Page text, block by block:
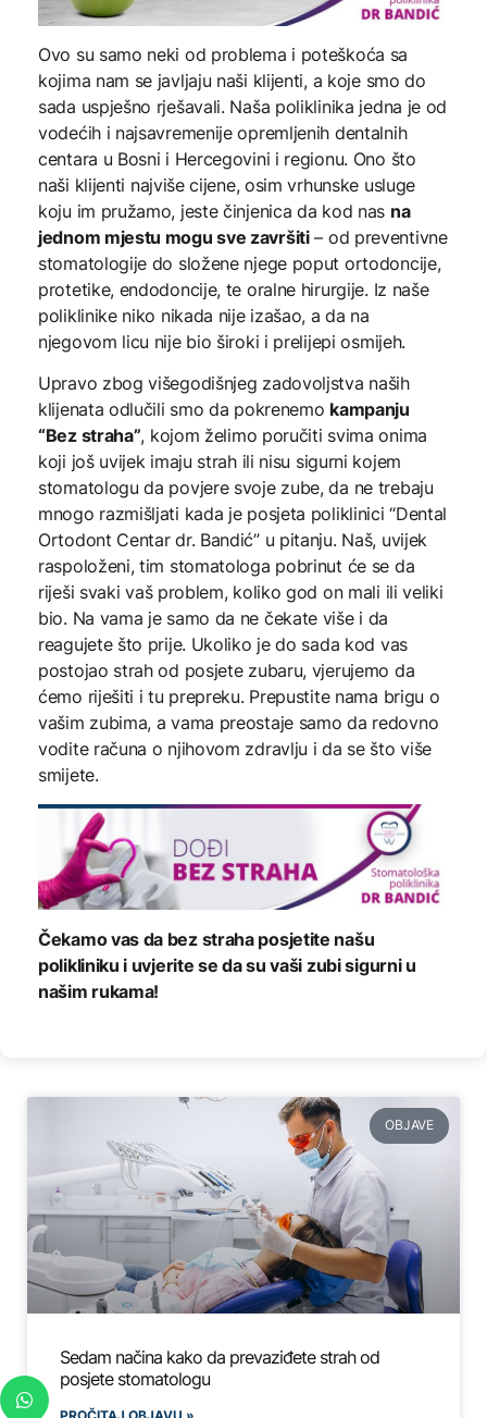
Ovo su samo neki od problema i poteškoća sa
kojima nam se javljaju naši klijenti, a koje smo do
sada uspješno rješavali. Naša poliklinika jedna je od
vodećih i najsavremenije opremljenih dentalnih
centara u Bosni i Hercegovini i regionu. Ono što
naši klijenti najviše cijene, osim vrhunske usluge
koju im pružamo, jeste činjenica da kod nas na
jednom mjestu mogu sve završiti– od preventivne
stomatologije do složene njege poput ortodoncije,
protetike, endodoncije, te oralne hirurgije. Iz naše
poliklinike niko nikada nije izašao, a da na
njegovom licu nije bio široki i prelijepi osmijeh.
Upravo zbog višegodišnjeg zadovoljstva naših
klijenata odlučili smo da pokrenemo kampanju
“Bez straha”, kojom želimo poručiti svima onima
koji još uvijek imaju strah ili nisu sigurni kojem
stomatologu da povjere svoje zube, da ne trebaju
mnogo razmišljati kada je posjeta poliklinici “Dental
Ortodont Centar dr. Bandić” u pitanju. Naš, uvijek
raspoloženi, tim stomatologa pobrinut će se da
riješi svaki vaš problem, koliko god on mali ili veliki
bio. Na vama je samo da ne čekate više i da
reagujete što prije. Ukoliko je do sada kod vas
postojao strah od posjete zubaru, vjerujemo da
ćemo riješiti i tu prepreku. Prepustite nama brigu o
vašim zubima, a vama preostaje samo da redovno
vodite računa o njihovom zdravlju i da se što više
smijete.
Čekamo vas da bez straha posjetite našu
polikliniku i uvjerite se da su vaši zubi sigurni u
našim rukama!
OBJAVE
Sedam načina kako da prevaziđete strah od
posjete stomatologu